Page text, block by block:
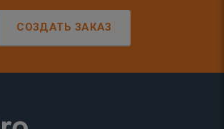
СОЗДАТЬ ЗАКАЗ